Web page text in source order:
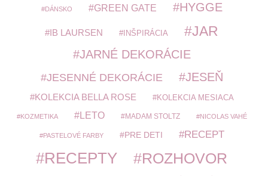
DÁNSKO GREEN GATE HYGGE
IB LAURSEN INŠPIRÁCIA JAR
JARNÉ DEKORÁCIE
JESENNÉ DEKORÁCIE JESEŇ
KOLEKCIA BELLA ROSE KOLEKCIA MESIACA
KOZMETIKA LETO MADAM STOLTZ NICOLAS VAHÉ
PASTELOVÉ FARBY PRE DETI RECEPT
RECEPTY ROZHOVOR